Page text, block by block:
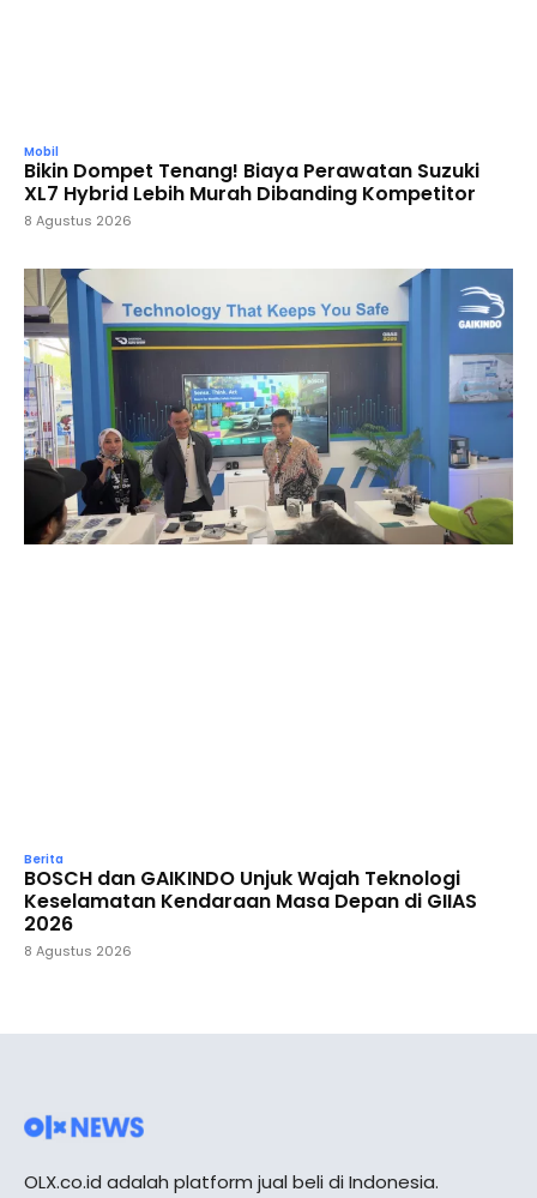
Mobil
Bikin Dompet Tenang! Biaya Perawatan Suzuki
XL7 Hybrid Lebih Murah Dibanding Kompetitor
8 Agustus 2026
Berita
BOSCH dan GAIKINDO Unjuk Wajah Teknologi
Keselamatan Kendaraan Masa Depan di GIIAS
2026
8 Agustus 2026
OLX.co.id adalah platform jual beli di Indonesia.